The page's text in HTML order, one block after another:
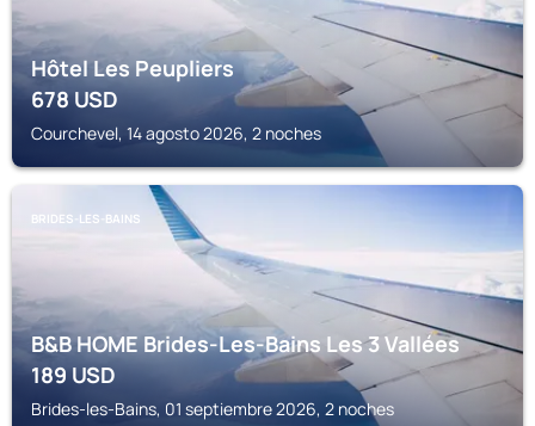
Hôtel Les Peupliers
678USD
Courchevel, 14 agosto 2026, 2 noches
BRIDES-LES-BAINS
B&B HOME Brides-Les-Bains Les 3 Vallées
189USD
Brides-les-Bains, 01 septiembre 2026, 2 noches